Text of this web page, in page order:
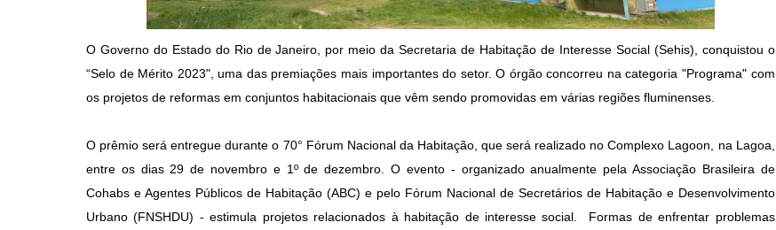
O Governo do Estado do Rio de Janeiro, por meio da Secretaria de Habitação de Interesse Social (Sehis), conquistou o
“Selo de Mérito 2023", uma das premiações mais importantes do setor. O órgão concorreu na categoria "Programa" com
os projetos de reformas em conjuntos habitacionais que vêm sendo promovidas em várias regiões fluminenses.
O prêmio será entregue durante o 70° Fórum Nacional da Habitação, que será realizado no Complexo Lagoon, na Lagoa,
entre os dias 29 de novembro e 1º de dezembro. O evento - organizado anualmente pela Associação Brasileira de
Cohabs e Agentes Públicos de Habitação (ABC) e pelo Fórum Nacional de Secretários de Habitação e Desenvolvimento
Urbano (FNSHDU) - estimula projetos relacionados à habitação de interesse social. Formas de enfrentar problemas